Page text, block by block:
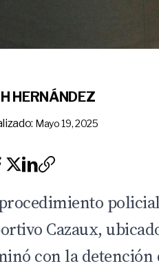
HERNÁNDEZ
Mayo 19, 2025
Cazaux,
con la detención